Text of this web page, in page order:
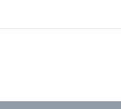
quinta-feira (11)